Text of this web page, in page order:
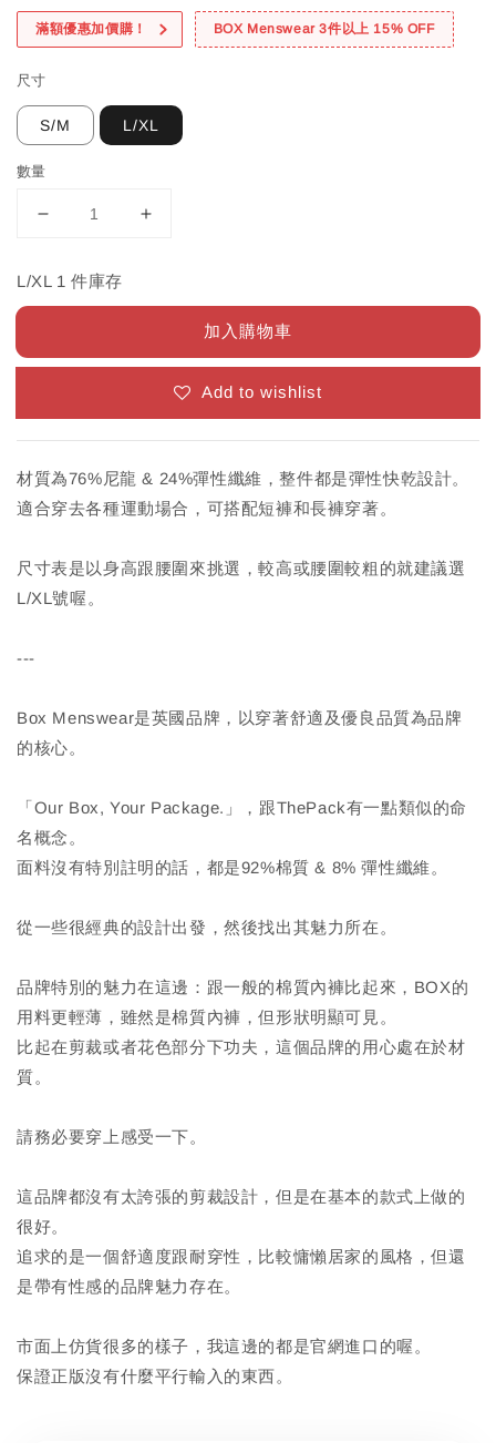
滿額優惠加價購！ BOX Menswear 3件以上 15% OFF
尺寸
S/M L/XL
數量
L/XL 1 件庫存
加入購物車
Add to wishlist
材質為76%尼龍 & 24%彈性纖維，整件都是彈性快乾設計。
適合穿去各種運動場合，可搭配短褲和長褲穿著。
尺寸表是以身高跟腰圍來挑選，較高或腰圍較粗的就建議選
L/XL號喔。
---
Box Menswear是英國品牌，以穿著舒適及優良品質為品牌
的核心。
「Our Box, Your Package.」，跟ThePack有一點類似的命
名概念。
面料沒有特別註明的話，都是92%棉質 & 8% 彈性纖維。
從一些很經典的設計出發，然後找出其魅力所在。
品牌特別的魅力在這邊：跟一般的棉質內褲比起來，BOX的
用料更輕薄，雖然是棉質內褲，但形狀明顯可見。
比起在剪裁或者花色部分下功夫，這個品牌的用心處在於材
質。
請務必要穿上感受一下。
這品牌都沒有太誇張的剪裁設計，但是在基本的款式上做的
很好。
追求的是一個舒適度跟耐穿性，比較慵懶居家的風格，但還
是帶有性感的品牌魅力存在。
市面上仿貨很多的樣子，我這邊的都是官網進口的喔。
保證正版沒有什麼平行輸入的東西。